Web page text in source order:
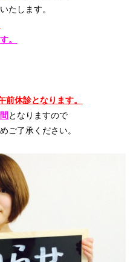
たします。
。
前休診となります。
となりますので
ご了承ください。